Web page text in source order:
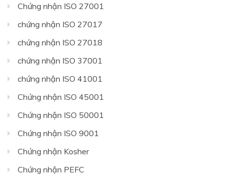
Chứng nhận ISO 27001
chứng nhận ISO 27017
chứng nhận ISO 27018
chứng nhận ISO 37001
chứng nhận ISO 41001
Chứng nhận ISO 45001
Chứng nhận ISO 50001
Chứng nhận ISO 9001
Chứng nhận Kosher
Chứng nhận PEFC